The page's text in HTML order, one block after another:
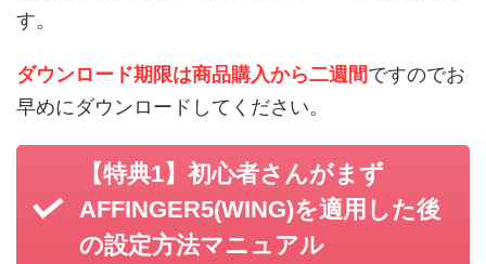
す。
ダウンロード期限は商品購入から二週間ですのでお
早めにダウンロードしてください。
【特典1】 初心者さんがまず
AFFINGER5(WING)を適用した後
の設定方法マニュアル